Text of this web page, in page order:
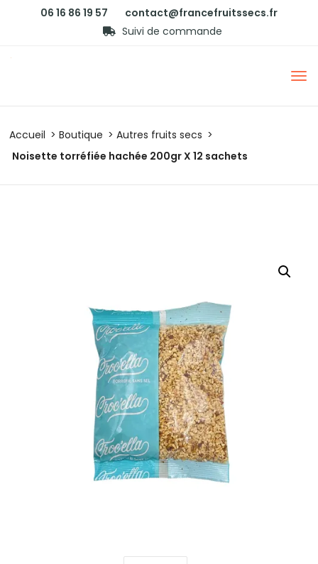
06 16 86 19 57
contact@francefruitssecs.fr
Suivi de commande
Accueil Boutique
Autres fruits secs
Noisette torréfiée hachée 200gr X 12 sachets